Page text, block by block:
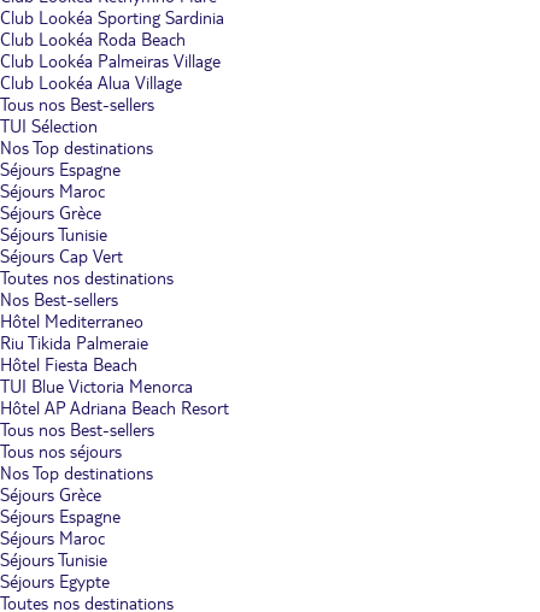
Club Lookéa Sporting Sardinia
Club Lookéa Roda Beach
Club Lookéa Palmeiras Village
Club Lookéa Alua Village
Tous nos Best-sellers
TUI Sélection
Nos Top destinations
Séjours Espagne
Séjours Maroc
Séjours Grèce
Séjours Tunisie
Séjours Cap Vert
Toutes nos destinations
Nos Best-sellers
Hôtel Mediterraneo
Riu Tikida Palmeraie
Hôtel Fiesta Beach
TUI Blue Victoria Menorca
Hôtel AP Adriana Beach Resort
Tous nos Best-sellers
Tous nos séjours
Nos Top destinations
Séjours Grèce
Séjours Espagne
Séjours Maroc
Séjours Tunisie
Séjours Egypte
Toutes nos destinations